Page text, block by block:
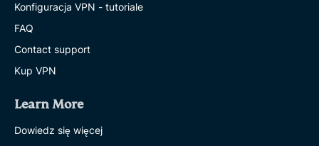
Konfiguracja VPN - tutoriale
FAQ
Contact support
Kup VPN
Learn More
Dowiedz się więcej